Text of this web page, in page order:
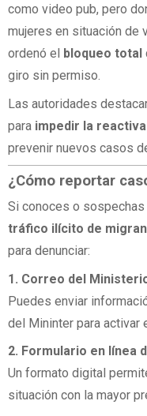
como video pub, pero
mujeres en situación de
ordenó el
bloqueo total
giro sin permiso.
Las autoridades
para impedir la
prevenir nuevos casos
¿Cómo reportar
Si conoces o sospechas
tráfico ilícito de
para denunciar:
1. Correo del
Puedes enviar
del Mininter para activar
2. Formulario en línea
Un formato digital
situación con la mayor